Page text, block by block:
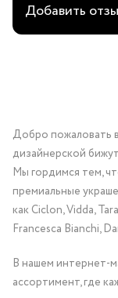
Добавить
Добро пожаловать
дизайнерской
Мы гордимся тем,
премиальные
как Ciclon, Vidda,
Francesca Bianchi,
В нашем интернет-
ассортимент, где